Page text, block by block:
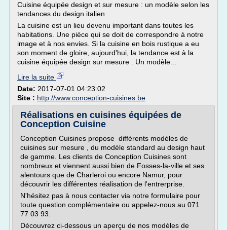
Cuisine équipée design et sur mesure : un modèle selon les
tendances du design italien
La cuisine est un lieu devenu important dans toutes les
habitations. Une pièce qui se doit de correspondre à notre
image et à nos envies. Si la cuisine en bois rustique a eu
son moment de gloire, aujourd'hui, la tendance est à la
cuisine équipée design sur mesure . Un modèle...
Lire la suite
Date: 2017-07-01 04:23:02
Site : http://www.conception-cuisines.be
Réalisations en cuisines équipées de
Conception Cuisine
Conception Cuisines propose différents modèles de
cuisines sur mesure , du modèle standard au design haut
de gamme. Les clients de Conception Cuisines sont
nombreux et viennent aussi bien de Fosses-la-ville et ses
alentours que de Charleroi ou encore Namur, pour
découvrir les différentes réalisation de l'entrerprise.
N'hésitez pas à nous contacter via notre formulaire pour
toute question complémentaire ou appelez-nous au 071
77 03 93.
Découvrez ci-dessous un aperçu de nos modèles de